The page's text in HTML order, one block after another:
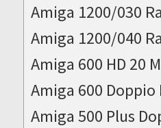
Amiga 1200/030
Amiga 1200/040
Amiga 600 HD 20
Amiga 600
Amiga 500 Plus